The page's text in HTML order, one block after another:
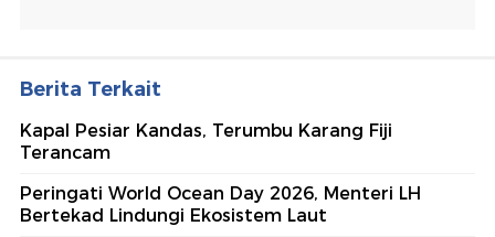
Berita Terkait
Kapal Pesiar Kandas, Terumbu Karang Fiji
Terancam
Peringati World Ocean Day 2026, Menteri LH
Bertekad Lindungi Ekosistem Laut